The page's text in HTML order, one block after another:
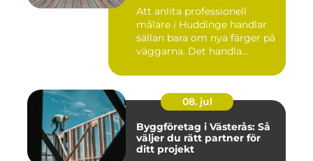
Att anlita professionell
målare i Huddinge handlar
sällan bara om nya färger på
väggarna. Det handla...
08. jul
Byggföretag i Västerås: Så
väljer du rätt partner för
ditt projekt